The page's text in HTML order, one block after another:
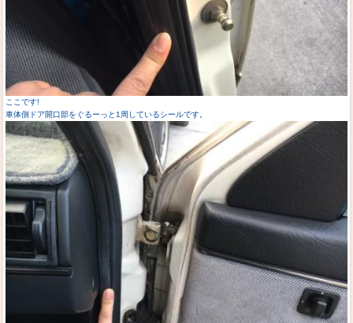
ここです!
車体側ドア開口部をぐるーっと1周しているシールです。